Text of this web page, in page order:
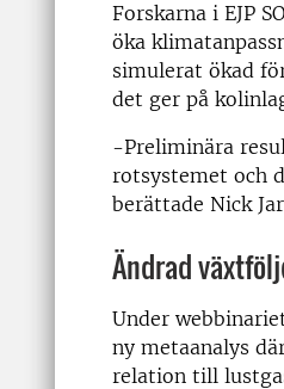
Forskarna i EJP
öka
simulerat ökad
det ger på
-Preliminära
rotsystemet och
berättade Nick
Ändrad
Under
ny metaanalys
relation till